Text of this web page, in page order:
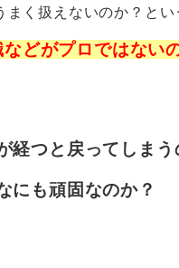
く扱えないのか？とい
どがプロではない
経つと戻ってしまう
にも頑固なのか？